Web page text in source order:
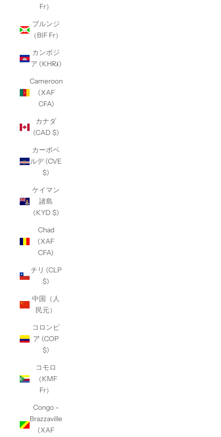
Fr）
ブルンジ
（BIF Fr）
カンボジ
ア (KHR៛)
Cameroon
(XAF
CFA)
カナダ
(CAD $)
カーボベ
ルデ (CVE
$)
ケイマン
諸島
(KYD $)
Chad
(XAF
CFA)
チリ (CLP
$)
中国（人
民元）
コロンビ
ア (COP
$)
コモロ
（KMF
Fr）
Congo -
Brazzaville
(XAF